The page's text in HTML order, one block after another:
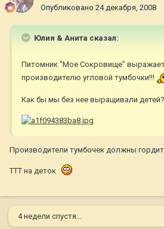
Опубликовано 24 декабря, 2008
Юлия & Анита сказал:
Питомник "Мое Сокровище" выражает
производителю угловой тумбочки!!!
Как бы мы без нее выращивали
Производители тумбочек должны
ТТТ на деток
4 недели спустя...